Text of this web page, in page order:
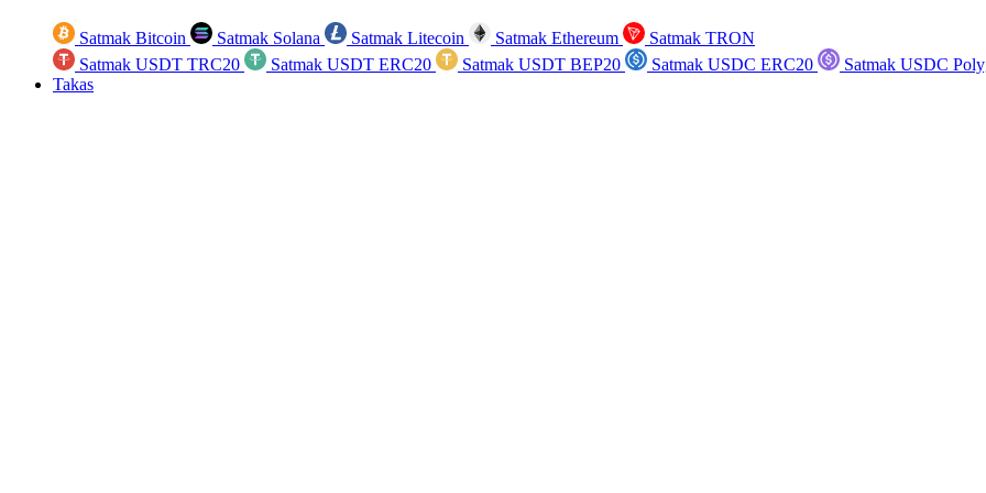
Satmak Bitcoin Satmak Solana Satmak Litecoin Satmak Ethereum
Satmak TRON
Satmak USDT TRC20
Satmak USDT ERC20 Satmak USDT BEP20 Satmak USDC ERC20
Satmak USDC
Takas